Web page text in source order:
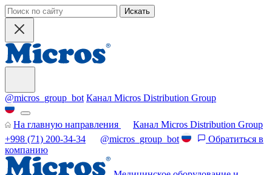
Искать
@micros_group_bot Канал Micros Distribution Group
На главную направления
Канал Micros Distribution Group
+998 (71) 200-34-34
@micros_group_bot
Обратиться в
компанию